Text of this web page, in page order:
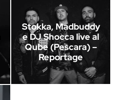
Stokka, Madbuddy
e DJ Shocca live al
Qube (Pescara) –
Reportage